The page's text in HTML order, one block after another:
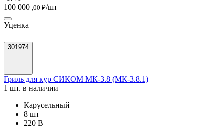
100 000 ,00 ₽/шт
Уценка
301974
Гриль для кур СИКОМ МК-3.8 (МК-3.8.1)
1 шт. в наличии
Карусельный
8 шт
220 В